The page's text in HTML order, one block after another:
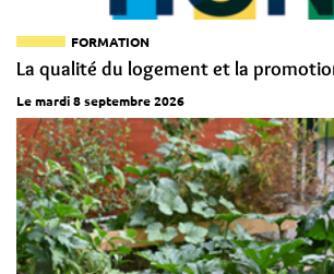
FORMATION
La qualité du logement et la
Le mardi 8 septembre 2026